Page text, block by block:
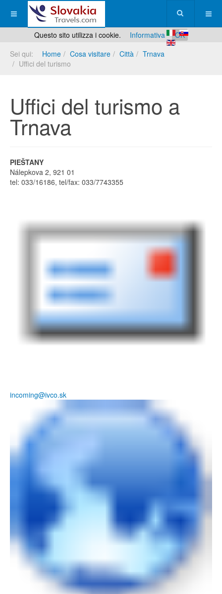
Questo sito utilizza i cookie. Informativa
OK
Sei qui:
Home Cosa visitare Città
Trnava
Uffici del turismo
Uffici del turismo a
Trnava
PIEŠTANY
Nálepkova 2, 921 01
tel: 033/16186, tel/fax: 033/7743355
incoming@ivco.sk